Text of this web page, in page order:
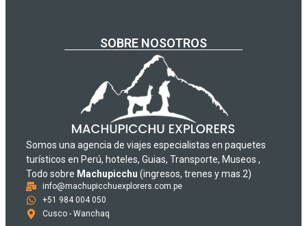
SOBRE NOSOTROS
Somos una agencia de viajes especialistas en paquetes
turísticos en Perú, hoteles, Guias, Transporte, Museos ,
Todo sobre Machupicchu (ingresos, trenes y mas.2)
info@machupicchuexplorers.com.pe
+51 984 004 050
Cusco - Wanchaq